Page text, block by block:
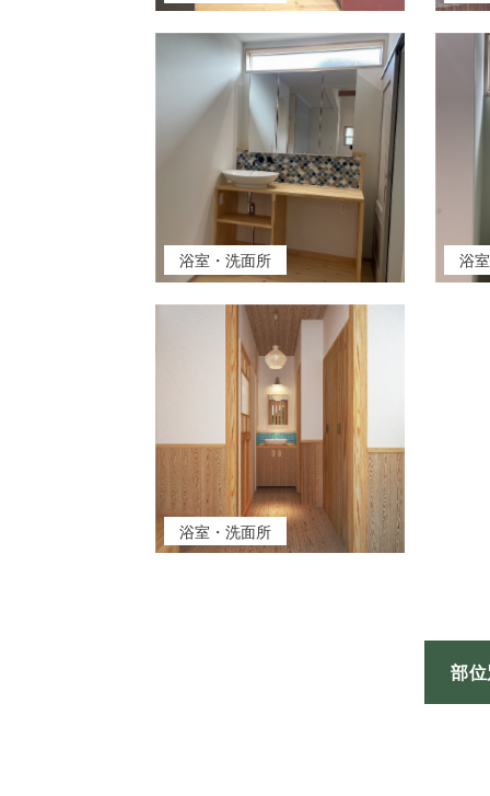
浴室・洗面所 浴
浴室・洗面所
部